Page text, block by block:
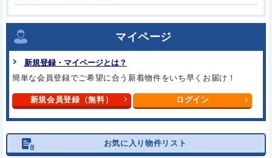
マイページ
新規登録・マイページとは？
簡単な会員登録でご希望に合う 新着物件をいち早くお届け！
新規会員登録（無料） ログイン
お気に入り物件リスト